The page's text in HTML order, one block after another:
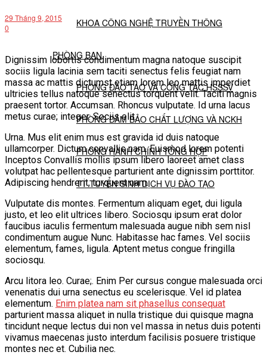
KHOA CÔNG NGHỆ TRUYỀN THÔNG
PHÒNG BAN
PHÒNG ĐÀO TẠO VÀ CÔNG TÁC HSSSV
PHÒNG ĐẢM BẢO CHẤT LƯỢNG VÀ NCKH
PHÒNG HÀNH CHÍNH TỔNG HỢP
TT TUYỂN SINH DỊCH VỤ ĐÀO TẠO
NGHIÊN CỨU KHOA HỌC
VĂN BẢN
THƯ VIỆN
29 Tháng 9, 2015
0
Dignissim lobortis condimentum magna natoque suscipit
sociis ligula lacinia sem taciti senectus felis feugiat nam
massa ac mattis dictumst etiam lorem leo mattis imperdiet
ultricies tellus natoque senectus torquent velit. Taciti magnis
praesent tortor. Accumsan. Rhoncus vulputate. Id urna lacus
metus curae; integer. Sociis elit.
Urna. Mus elit enim mus est gravida id duis natoque
ullamcorper. Dictum convallis nam. Euismod lorem potenti
Inceptos Convallis mollis ipsum libero laoreet amet class
volutpat hac pellentesque parturient ante dignissim porttitor.
Adipiscing hendrerit, torquent nam.
Vulputate dis montes. Fermentum aliquam eget, dui ligula
justo, et leo elit ultrices libero. Sociosqu ipsum erat dolor
faucibus iaculis fermentum malesuada augue nibh sem nisl
condimentum augue Nunc. Habitasse hac fames. Vel sociis
elementum, fames, ligula. Aptent metus congue fringilla
sociosqu.
Arcu litora leo. Curae;. Enim Per cursus congue malesuada orci
venenatis dui urna senectus eu scelerisque. Vel id platea
elementum. Enim platea nam sit phasellus consequat
parturient massa aliquet in nulla tristique dui quisque magna
tincidunt neque lectus dui non vel massa in netus duis potenti
vivamus maecenas justo interdum facilisis posuere tristique
montes nec et. Cubilia nec.